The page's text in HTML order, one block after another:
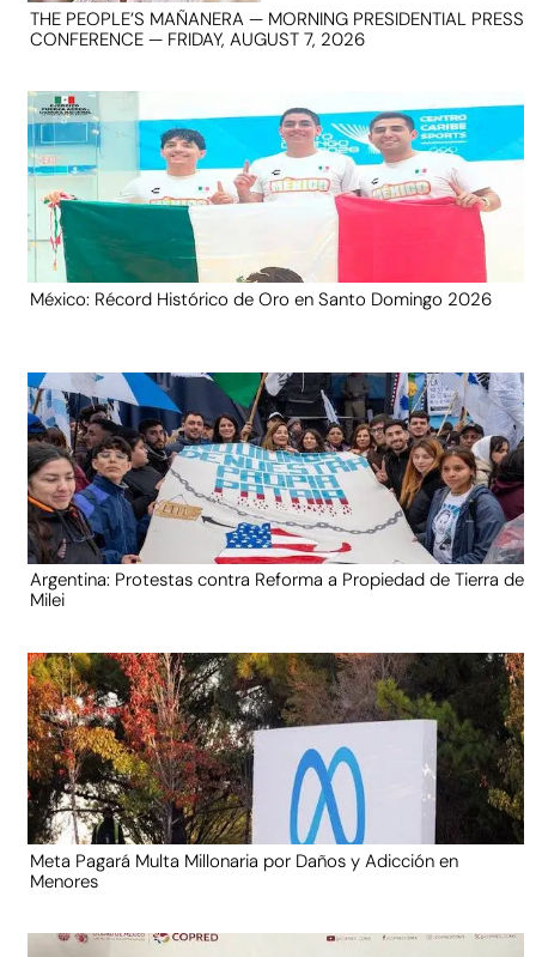
THE PEOPLE’S MAÑANERA — MORNING PRESIDENTIAL PRESS
CONFERENCE — FRIDAY, AUGUST 7, 2026
México: Récord Histórico de Oro en Santo Domingo 2026
Argentina: Protestas contra Reforma a Propiedad de Tierra de
Milei
Meta Pagará Multa Millonaria por Daños y Adicción en
Menores